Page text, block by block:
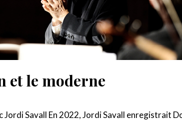
et le moderne
Jordi Savall En 2022, Jordi Savall enregistrait